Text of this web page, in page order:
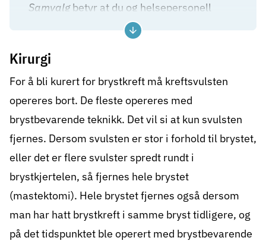
Samvalgbetyr at du og helsepersonell
sammen finner ut hvilken behandling som
For noen er det ett alternativ som gir best
resultat. For andre finnes det flere
muligheter, og da spiller dine verdier og
hvordan du ønsker å leve en viktig rolle.
For å gjøre valget enklere finnes det et
samvalgsverktøy påhelsenorge.no
du informasjon om hvordan du kan være
med å bestemme.
Kirurgi
For å bli kurert for brystkreft må kreftsvulsten
opereres bort. De fleste opereres med
brystbevarende teknikk. Det vil si at kun svulsten
fjernes. Dersom svulsten er stor i forhold til brystet,
eller det er flere svulster spredt rundt i
brystkjertelen, så fjernes hele brystet
(mastektomi). Hele brystet fjernes også dersom
man har hatt brystkreft i samme bryst tidligere, og
på det tidspunktet ble operert med brystbevarende